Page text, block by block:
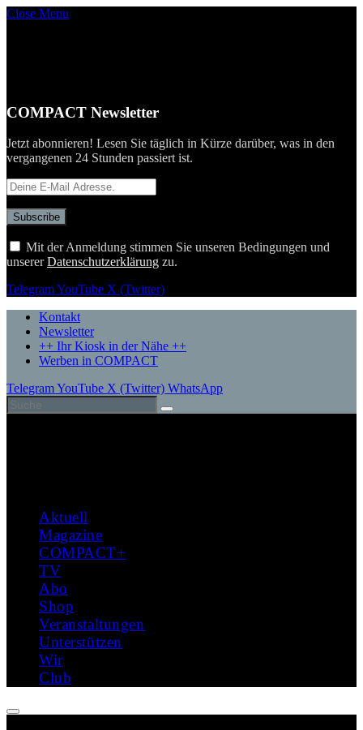
Close Menu
COMPACT Newsletter
Jetzt abonnieren! Lesen Sie täglich in Kürze darüber, was in den
vergangenen 24 Stunden passiert ist.
Mit der Anmeldung stimmen Sie unseren Bedingungen und
unsererDatenschutzerklärung zu.
TelegramYouTube X (Twitter)
Kontakt
Newsletter
++ Ihr Kiosk in der Nähe ++
Werben in COMPACT
TelegramYouTube X (Twitter) WhatsApp
Aktuell
Magazine
COMPACT+
TV
Abo
Shop
Veranstaltungen
Unterstützen
Wir
Club